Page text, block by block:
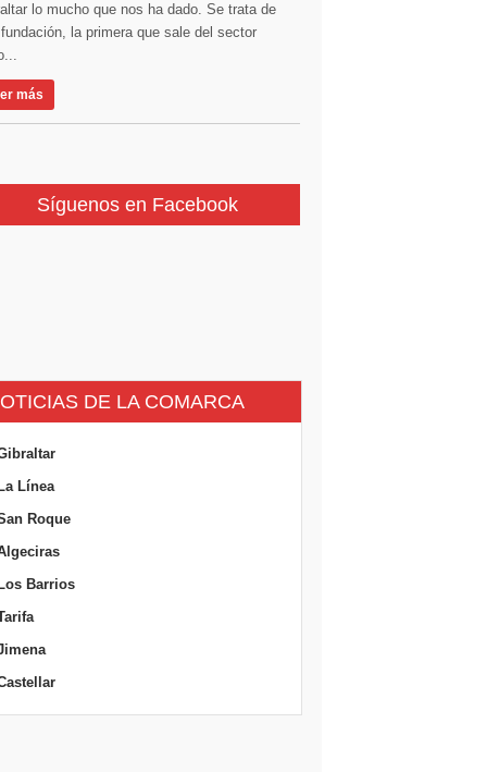
lo mucho que nos ha dado. Se trata de
la primera que sale del sector
más
Síguenos en Facebook
DE LA COMARCA
Línea
Roque
Barrios